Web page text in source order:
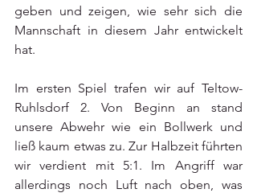
geben und zeigen, wie sehr sich die
Mannschaft in diesem Jahr entwickelt
hat.
Im ersten Spiel trafen wir auf Teltow-
Ruhlsdorf 2. Von Beginn an stand
unsere Abwehr wie ein Bollwerk und
ließ kaum etwas zu. Zur Halbzeit führten
wir verdient mit 5:1. Im Angriff war
allerdings noch Luft nach oben, was